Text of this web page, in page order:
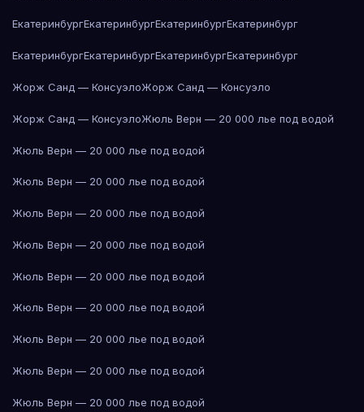
ЕкатеринбургЕкатеринбургЕкатеринбургЕкатеринбург
ЕкатеринбургЕкатеринбургЕкатеринбургЕкатеринбург
Жорж Санд — КонсуэлоЖорж Санд — Консуэло
Жорж Санд — КонсуэлоЖюль Верн — 20 000 лье под водой
Жюль Верн — 20 000 лье под водой
Жюль Верн — 20 000 лье под водой
Жюль Верн — 20 000 лье под водой
Жюль Верн — 20 000 лье под водой
Жюль Верн — 20 000 лье под водой
Жюль Верн — 20 000 лье под водой
Жюль Верн — 20 000 лье под водой
Жюль Верн — 20 000 лье под водой
Жюль Верн — 20 000 лье под водой